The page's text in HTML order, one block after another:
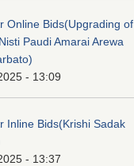
Online Bids(Upgrading of
Paudi Amarai Arewa
- 13:09
Inline Bids(Krishi Sadak
- 13:37